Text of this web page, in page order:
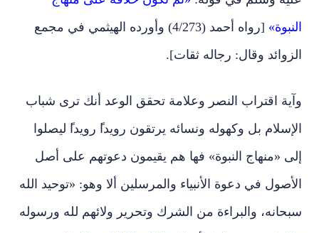
النبوة»
[رواه أحمد (4/273) وأورده الهيثمي في مجمع
الزوائد وقال: رجاله ثقات].
وآية اقتراب النصر وعلامة تحقق الوعد أنك ترى شباب
الإسلام بل وكهوله ونسائه يرتقون رويدا رويدا ليصلوا
إلى «منهاج النبوة» فها هم يقيمون دعوتهم على أصل
الأصول في دعوة الأنبياء والمرسلين ألا وهو: «توحيد الله
سبحانه، والبراءة من الشرك وتحرير ولائهم لله ورسوله